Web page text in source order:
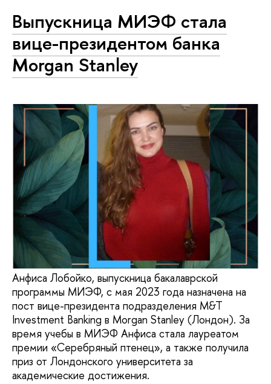
Выпускница МИЭФ стала
вице-президентом банка
Morgan Stanley
Анфиса Лобойко, выпускница бакалаврской
программы МИЭФ, с мая 2023 года назначена на
пост вице-президента подразделения M&T
Investment Banking в Morgan Stanley (Лондон). За
время учебы в МИЭФ Анфиса стала лауреатом
премии «Серебряный птенец», а также получила
приз от Лондонского университета за
академические достижения.